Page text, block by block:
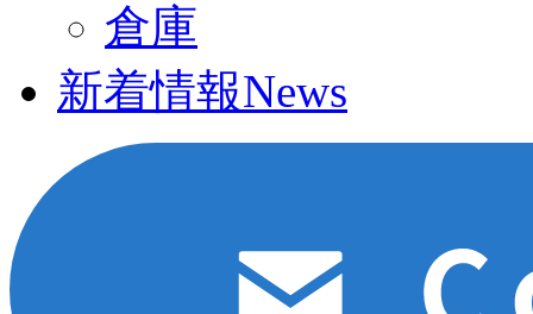
倉庫
新着情報News